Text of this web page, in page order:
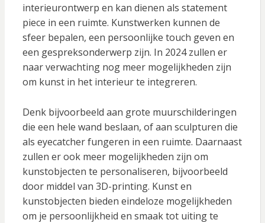
interieurontwerp en kan dienen als statement
piece in een ruimte. Kunstwerken kunnen de
sfeer bepalen, een persoonlijke touch geven en
een gespreksonderwerp zijn. In 2024 zullen er
naar verwachting nog meer mogelijkheden zijn
om kunst in het interieur te integreren.
Denk bijvoorbeeld aan grote muurschilderingen
die een hele wand beslaan, of aan sculpturen die
als eyecatcher fungeren in een ruimte. Daarnaast
zullen er ook meer mogelijkheden zijn om
kunstobjecten te personaliseren, bijvoorbeeld
door middel van 3D-printing. Kunst en
kunstobjecten bieden eindeloze mogelijkheden
om je persoonlijkheid en smaak tot uiting te